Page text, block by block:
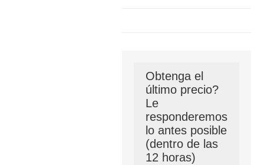
Obtenga el
último precio?
Le
responderemos
lo antes posible
(dentro de las
12 horas)